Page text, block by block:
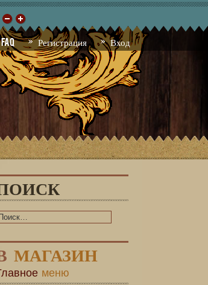
FAQ Регистрация Вход
МАГАЗИН
меню